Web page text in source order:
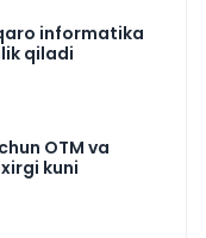
informatika
qiladi
OTM va
kuni